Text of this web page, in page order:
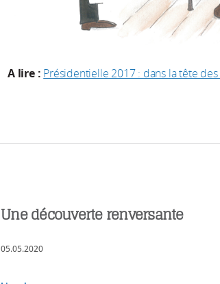
A lire : Présidentielle 2017 : dans la tête
Une découverte renversante
05.05.2020